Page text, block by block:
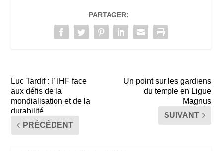
PARTAGER:
Luc Tardif : l’IIHF face
aux défis de la
mondialisation et de la
durabilité
PRÉCÉDENT
Un point sur les gardiens
du temple en Ligue
Magnus
SUIVANT